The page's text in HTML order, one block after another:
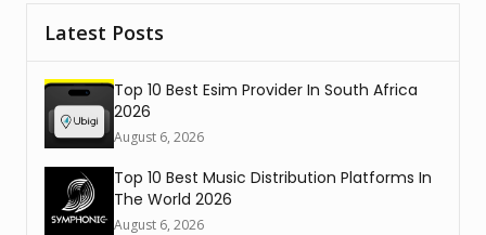
Latest Posts
Top 10 Best Esim Provider In South Africa
2026
August 6, 2026
Top 10 Best Music Distribution Platforms In
The World 2026
August 6, 2026